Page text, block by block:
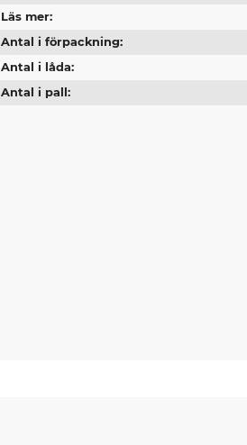
Läs mer
Antal i förpackning
Antal i låda
Antal i pall